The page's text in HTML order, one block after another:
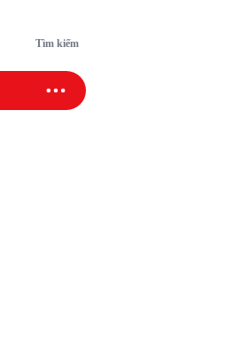
Tìm kiếm
SAO SPORT